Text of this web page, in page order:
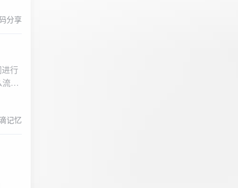
分享
行
量
记忆